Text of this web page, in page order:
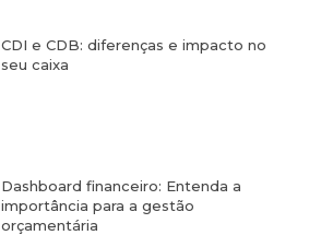
CDI e CDB: diferenças e impacto no
seu caixa
Dashboard financeiro: Entenda a
importância para a gestão
orçamentária